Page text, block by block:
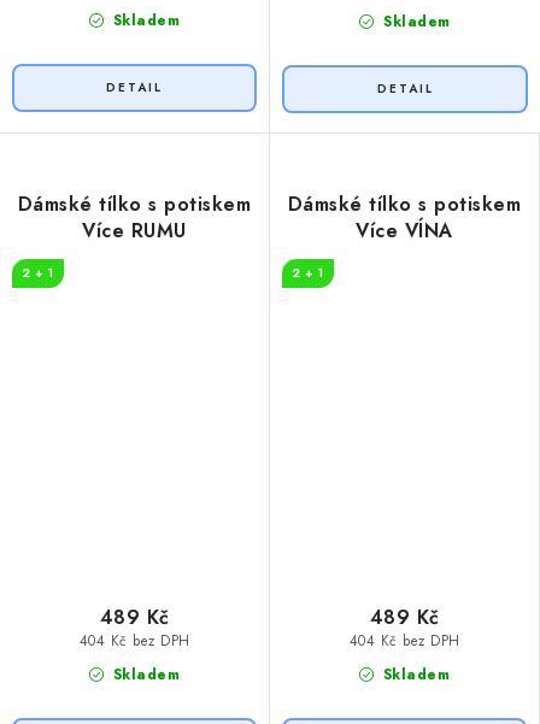
Skladem Skladem
Dámské tílko s potiskem
Více RUMU
2 + 1
Skladem
404 Kč bez DPH
489 Kč
Dámské tílko s potiskem
Více VÍNA
2 + 1
Skladem
404 Kč bez DPH
489 Kč